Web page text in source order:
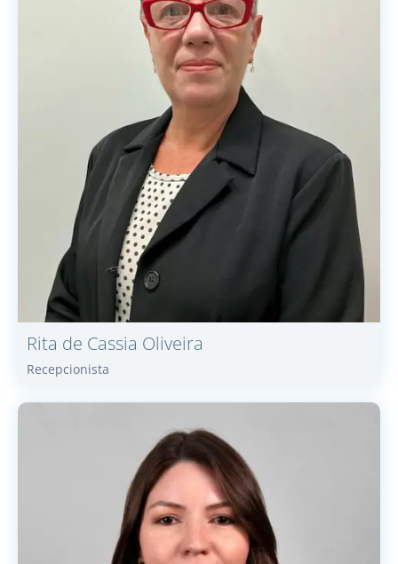
Rita de Cassia Oliveira
Recepcionista